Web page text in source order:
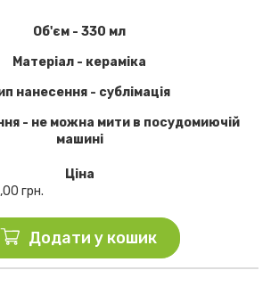
Об'єм - 330 мл
Матеріал - кераміка
нанесення - сублімація
- не можна мити в посудомиючій
машині
Ціна
грн.
Додати у кошик